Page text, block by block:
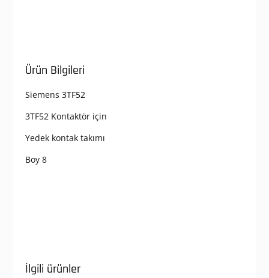
Ürün Bilgileri
Siemens 3TF52
3TF52 Kontaktör için
Yedek kontak takımı
Boy 8
İlgili ürünler